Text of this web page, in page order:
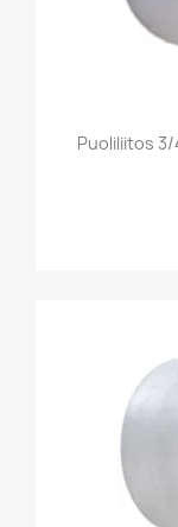
Puoliliitos 3/